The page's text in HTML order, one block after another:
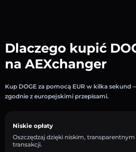
Dlaczego kupić
na AEXchanger
Kup DOGE za pomocą EUR w kilka sekund
zgodnie z europejskimi przepisami.
Niskie opłaty
Oszczędzaj dzięki niskim,
transakcji.